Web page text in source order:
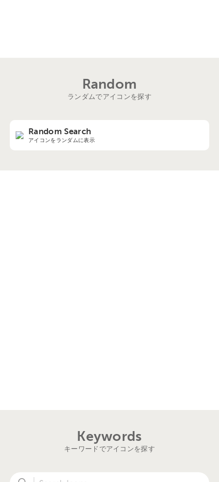
Random
ランダムでアイコンを探す
Random Search
アイコンをランダムに表示
Keywords
キーワードでアイコンを探す